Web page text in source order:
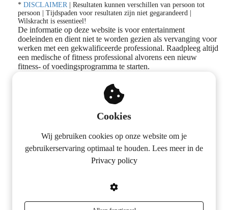
* DISCLAIMER | Resultaten kunnen verschillen van persoon tot
persoon | Tijdspaden voor resultaten zijn niet gegarandeerd |
Wilskracht is essentieel!
De informatie op deze website is voor entertainment
doeleinden en dient niet te worden gezien als vervanging voor
werken met een gekwalificeerde professional. Raadpleeg altijd
een medische of fitness professional alvorens een nieuw
fitness- of voedingsprogramma te starten.
Volg ons op social media
Cookies
Wij gebruiken cookies op onze website om je
gebruikerservaring optimaal te houden. Lees meer in de
Privacy policy